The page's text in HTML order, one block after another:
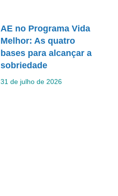
AE no Programa Vida
Melhor: As quatro
bases para alcançar a
sobriedade
31 de julho de 2026